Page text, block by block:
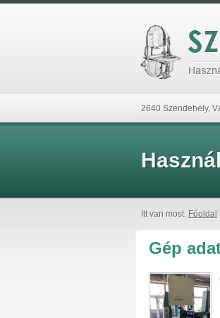
2640 Szendehely,
Itt van most: Főoldal
Gép